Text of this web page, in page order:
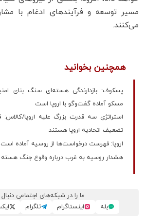
مسیر توسعه و فرآیندهای ادغام با
می‌کنند.
همچنین بخوانید
پسکوف: بازدارندگی هسته‌ای سنگ بنای
مسکو آماده گفت‌وگو با اروپا است
استراتژی سه قدرت بزرگ علیه اروپا/
تضعیف اتحادیه اروپا هستند
اروپا: فهرست درخواست‌ها از روسیه آماده است
هشدار روسیه به غرب درباره وقوع جنگ هسته
ما را در شبکه‌های اجتماعی
بله
اینستاگرام تلگرام